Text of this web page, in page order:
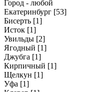
Город - любой
Екатеринбург [53]
Бисерть [1]
Исток [1]
Увильды [2]
Ягодный [1]
Джубга [1]
Кирпичный [1]
Щелкун [1]
Уфа [1]